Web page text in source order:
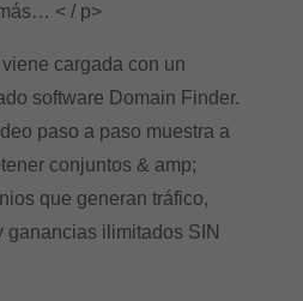
< / p>
viene cargada con un
software Domain Finder.
paso a paso muestra a
conjuntos & amp;
que generan tráfico,
ganancias ilimitados SIN